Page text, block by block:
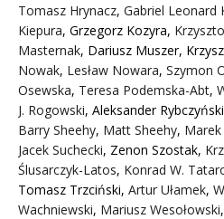
Tomasz Hrynacz, Gabriel Leonard
Kiepura, Grzegorz Kozyra,
Masternak, Dariusz Muszer,
Nowak, Lesław Nowara, Szymon
Osewska, Teresa Podemska-Abt,
J. Rogowski, Aleksander Rybczyński
Barry Sheehy, Matt Sheehy, Marek
Jacek Suchecki, Zenon Szostak,
Ślusarczyk-Latos, Konrad W.
Tomasz Trzciński, Artur Ułamek,
Wachniewski, Mariusz Wesołowski,